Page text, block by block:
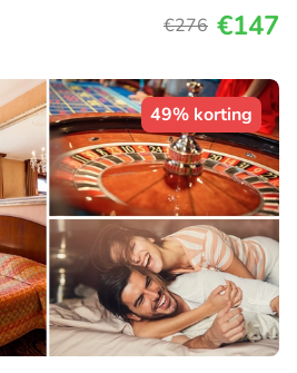
€276 €147
49% korting